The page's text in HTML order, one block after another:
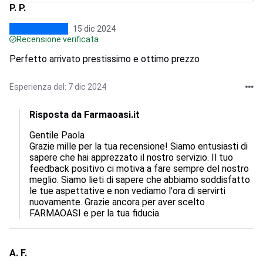
P. P.
15 dic 2024
Recensione verificata
Perfetto arrivato prestissimo e ottimo prezzo
Esperienza del: 7 dic 2024
Risposta da Farmaoasi.it
Gentile Paola
Grazie mille per la tua recensione! Siamo entusiasti di
sapere che hai apprezzato il nostro servizio. Il tuo
feedback positivo ci motiva a fare sempre del nostro
meglio. Siamo lieti di sapere che abbiamo soddisfatto
le tue aspettative e non vediamo l'ora di servirti
nuovamente. Grazie ancora per aver scelto
FARMAOASI e per la tua fiducia.
A. F.